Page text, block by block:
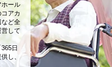
ール
アカ
ど全
して
日
供し、